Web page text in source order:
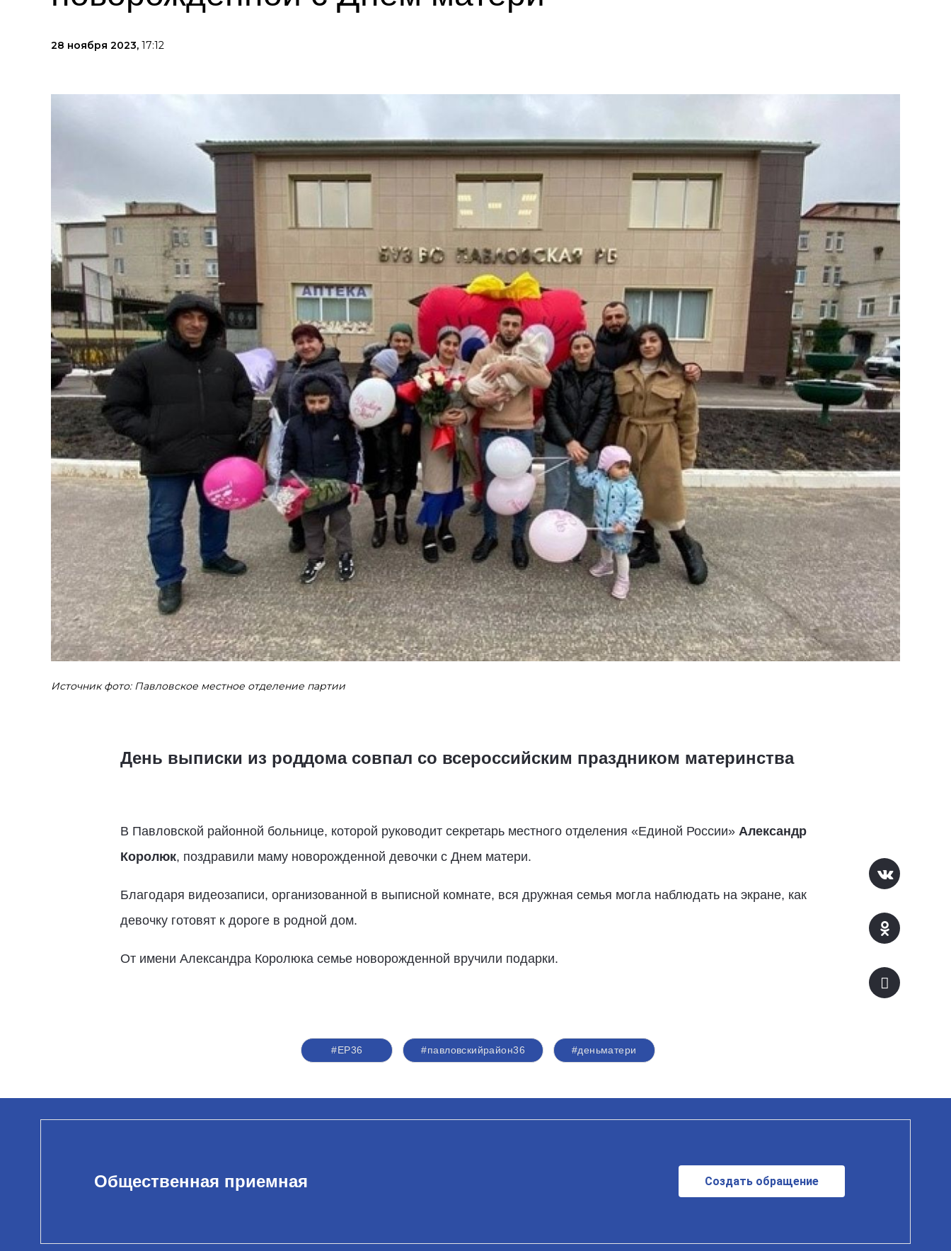
28 ноября 2023, 17:12
Источник фото: Павловское местное отделение партии
День выписки из роддома совпал со всероссийским праздником материнства
В Павловской районной больнице, которой руководит секретарь местного отделения «Единой России»Александр
Королюк, поздравили маму новорожденной девочки с Днем матери.
Благодаря видеозаписи, организованной в выписной комнате, вся дружная семья могла наблюдать на экране, как
девочку готовят к дороге в родной дом.
От имени Александра Королюка семье новорожденной вручили подарки.
#ЕР36 #павловскийрайон36 #деньматери
Общественная приемная Создать обращение